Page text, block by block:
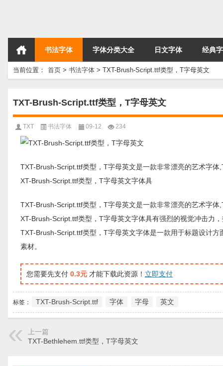
书法字体 字体分类大全 日文字体 经典
当前位置： 首页 > 书法字体 > TXT-Brush-Script.ttf类型，T字母英文
TXT-Brush-Script.ttf类型，T字母英文
TXT 书法字体 09-12 234
TXT-Brush-Script.ttf类型，T字母英文是一款非常漂亮的艺术字
XT-Brush-Script.ttf类型，T字母英文字体具
TXT-Brush-Script.ttf类型，T字母英文是一款非常漂亮的艺术字
XT-Brush-Script.ttf类型，T字母英文字体具有强烈的视觉冲击力
TXT-Brush-Script.ttf类型，T字母英文字体是一款用于标题设计
素材。
您需要先支付 0.3元 才能下载此资源！ 立即支付
标签： TXT-Brush-Script.ttf 字体 字母 英文
上一篇
TXT-Bethlehem.ttf类型，T字母英文